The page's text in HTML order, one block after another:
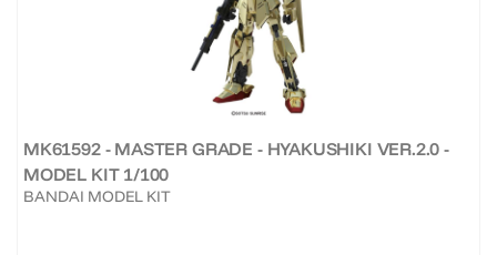
MK61592 - MASTER GRADE - HYAKUSHIKI VER.2.0 -
MODEL KIT 1/100
BANDAI MODEL KIT